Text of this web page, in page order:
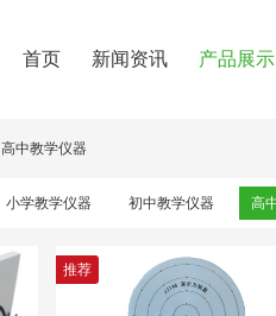
首页 新闻资讯 产品展示
高中教学仪器
小学教学仪器 初中教学仪器 高
推荐